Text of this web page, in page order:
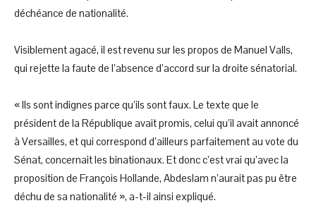
déchéance de nationalité.
Visiblement agacé, il est revenu sur les propos de Manuel Valls,
qui rejette la faute de l’absence d’accord sur la droite sénatorial.
« Ils sont indignes parce qu’ils sont faux. Le texte que le
président de la République avait promis, celui qu’il avait annoncé
à Versailles, et qui correspond d’ailleurs parfaitement au vote du
Sénat, concernait les binationaux. Et donc c’est vrai qu’avec la
proposition de François Hollande, Abdeslam n’aurait pas pu être
déchu de sa nationalité », a-t-il ainsi expliqué.